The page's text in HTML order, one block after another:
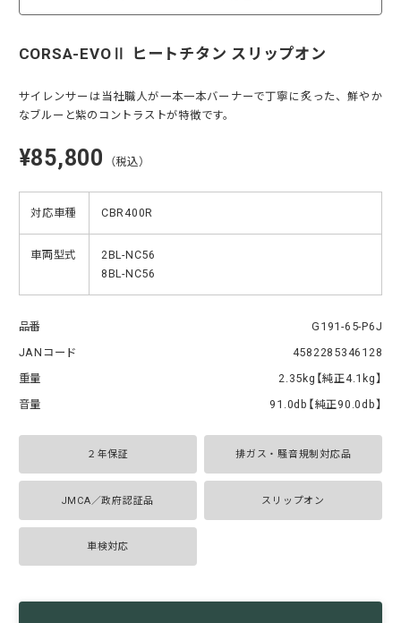
CORSA-EVOⅡ ヒートチタン スリップオン
サイレンサーは当社職人が一本一本バーナーで丁寧に炙った、鮮やか
なブルーと紫のコントラストが特徴です。
¥85,800 （税込）
対応車種 CBR400R
車両型式
2BL-NC56
8BL-NC56
品番
G191-65-P6J
JANコード
4582285346128
重量
2.35kg【純正4.1kg】
音量
91.0db【純正90.0db】
２年保証 排ガス・騒音規制対応品
JMCA／政府認証品 スリップオン
車検対応